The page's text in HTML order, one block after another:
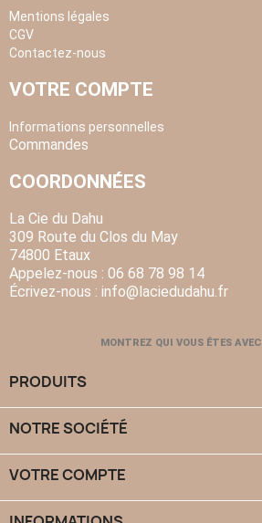
Mentions légales
CGV
Contactez-nous
VOTRE COMPTE
Informations personnelles
Commandes
COORDONNÉES
La Cie du Dahu
309 Route du Clos du May
74800 Etaux
Appelez-nous : 06 68 78 98 14
Écrivez-nous : info@laciedudahu.fr
MONTREZ QUI VOUS ÊTES AVEC
PRODUITS
NOTRE SOCIÉTÉ
VOTRE COMPTE